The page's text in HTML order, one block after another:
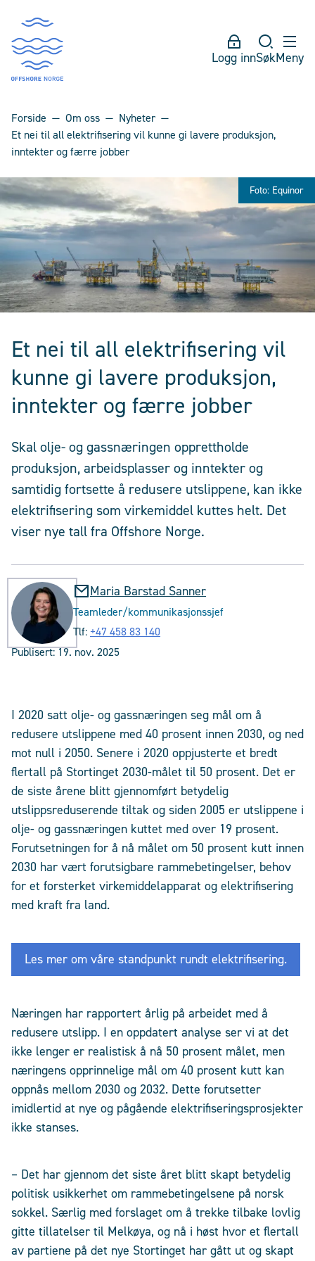
Logg innSøkMeny
Forside Om oss
Nyheter
Et nei til all elektrifisering vil kunne gi lavere produksjon,
inntekter og færre jobber
Foto: Equinor
Et nei til all elektrifisering vil
kunne gi lavere produksjon,
inntekter og færre jobber
Skal olje- og gassnæringen opprettholde
produksjon, arbeidsplasser og inntekter og
samtidig fortsette å redusere utslippene, kan ikke
elektrifisering som virkemiddel kuttes helt. Det
viser nye tall fra Offshore Norge.
Maria Barstad Sanner
Teamleder/kommunikasjonssjef
Tlf: +47 458 83 140
Publisert:19. nov. 2025
I 2020 satt olje- og gassnæringen seg mål om å
redusere utslippene med 40 prosent innen 2030, og ned
mot null i 2050. Senere i 2020 oppjusterte et bredt
flertall på Stortinget 2030-målet til 50 prosent. Det er
de siste årene blitt gjennomført betydelig
utslippsreduserende tiltak og siden 2005 er utslippene i
olje- og gassnæringen kuttet med over 19 prosent.
Forutsetningen for å nå målet om 50 prosent kutt innen
2030 har vært forutsigbare rammebetingelser, behov
for et forsterket virkemiddelapparat og elektrifisering
med kraft fra land.
Les mer om våre standpunkt rundt elektrifisering.
Næringen har rapportert årlig på arbeidet med å
redusere utslipp. I en oppdatert analyse ser vi at det
ikke lenger er realistisk å nå 50 prosent målet, men
næringens opprinnelige mål om 40 prosent kutt kan
oppnås mellom 2030 og 2032. Dette forutsetter
imidlertid at nye og pågående elektrifiseringsprosjekter
ikke stanses.
– Det har gjennom det siste året blitt skapt betydelig
politisk usikkerhet om rammebetingelsene på norsk
sokkel. Særlig med forslaget om å trekke tilbake lovlig
gitte tillatelser til Melkøya, og nå i høst hvor et flertall
av partiene på det nye Stortinget har gått ut og skapt